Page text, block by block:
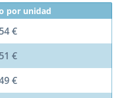
por unidad
€
€
€